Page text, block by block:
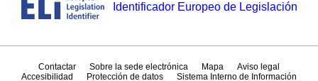
Identificador Europeo de Legislación
Contactar Sobre la sede electrónica Mapa
Aviso legal
Accesibilidad
Protección de datos Sistema Interno de Información